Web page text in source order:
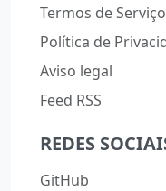
Termos de Serviço
Política de
Aviso legal
Feed RSS
REDES
GitHub